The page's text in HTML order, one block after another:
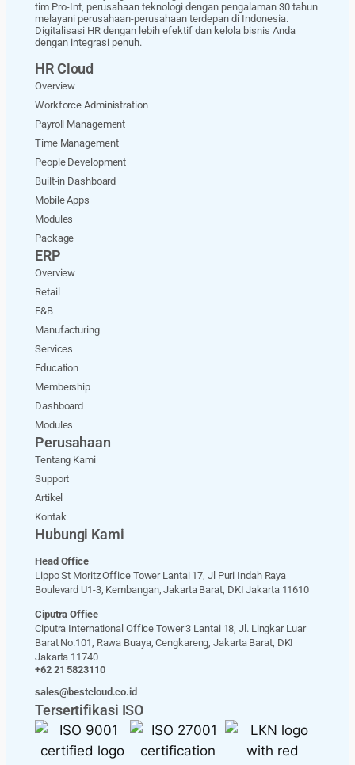
tim Pro-Int, perusahaan teknologi dengan pengalaman 30 tahun
melayani perusahaan-perusahaan terdepan di Indonesia.
Digitalisasi HR dengan lebih efektif dan kelola bisnis Anda
dengan integrasi penuh.
HR Cloud
Overview
Workforce Administration
Payroll Management
Time Management
People Development
Built-in Dashboard
Mobile Apps
Modules
Package
ERP
Overview
Retail
F&B
Manufacturing
Services
Education
Membership
Dashboard
Modules
Perusahaan
Tentang Kami
Support
Artikel
Kontak
Hubungi Kami
Head Office
Lippo St Moritz Office Tower Lantai 17, Jl Puri Indah Raya
Boulevard U1-3, Kembangan, Jakarta Barat, DKI Jakarta 11610
Ciputra Office
Ciputra International Office Tower 3 Lantai 18, Jl. Lingkar Luar
Barat No.101, Rawa Buaya, Cengkareng, Jakarta Barat, DKI
Jakarta 11740
+62 21 5823110
sales@bestcloud.co.id
Tersertifikasi ISO